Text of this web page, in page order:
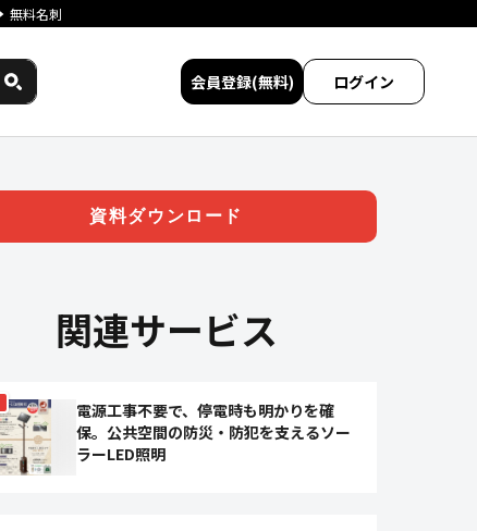
無料名刺
会員登録(無料) ログイン
資料ダウンロード
関連サービス
電源工事不要で、停電時も明かりを確
保。公共空間の防災・防犯を支えるソー
ラーLED照明